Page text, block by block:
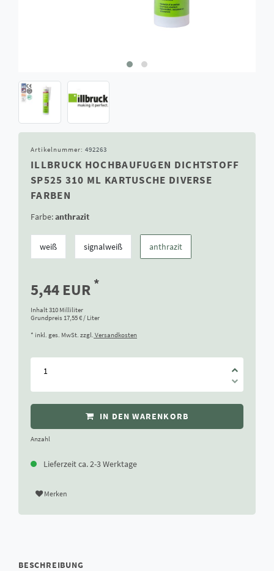
Artikelnummer: 492263
ILLBRUCK HOCHBAUFUGEN DICHTSTOFF
SP525 310 ML KARTUSCHE DIVERSE
FARBEN
Farbe:anthrazit
weiß signalweiß anthrazit
5,44 EUR *
Inhalt310 Milliliter
Grundpreis 17,55 € / Liter
* inkl. ges. MwSt. zzgl. Versandkosten
IN DEN WARENKORB
Anzahl
Lieferzeit ca. 2-3 Werktage
Merken
BESCHREIBUNG